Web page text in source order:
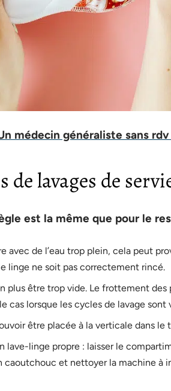
médecin généraliste sans
de lavages de
est la même que pour le
avec de l’eau trop plein, cela peut
linge ne soit pas correctement rincé.
plus être trop vide. Le frottement
cas lorsque les cycles de lavage sont
être placée à la verticale dans le
lave-linge propre : laisser le
caoutchouc et nettoyer la machine à